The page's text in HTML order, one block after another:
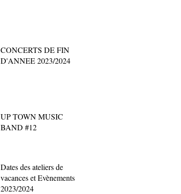
CONCERTS DE FIN
D'ANNEE 2023/2024
UP TOWN MUSIC
BAND #12
Dates des ateliers de
vacances et Evènements
2023/2024